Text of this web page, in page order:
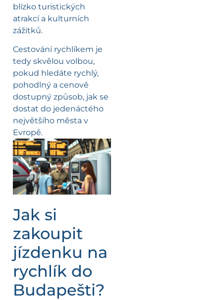
blízko turistických
atrakcí a kulturních
zážitků.
Cestování rychlíkem je
tedy skvělou volbou,
pokud hledáte rychlý,
pohodlný a cenově
dostupný způsob, jak se
dostat do jedenáctého
největšího města v
Evropě.
Jak si
zakoupit
jízdenku na
rychlík do
Budapešti?